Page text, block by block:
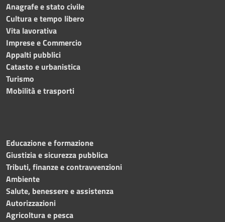
Anagrafe e stato civile
Cultura e tempo libero
Vita lavorativa
Imprese e Commercio
Appalti pubblici
Catasto e urbanistica
Turismo
Mobilità e trasporti
Educazione e formazione
Giustizia e sicurezza pubblica
Tributi, finanze e contravvenzioni
Ambiente
Salute, benessere e assistenza
Autorizzazioni
Agricoltura e pesca